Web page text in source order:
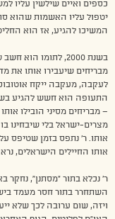
כספים ואיים שילשין עליו
יטפול עליו האשמות שהוא
המשיכו להגיע, אז הוא
בשנת 2000, לתומו
מבריחים שיעבירו אותו את
לעקבה, מעקבה ייקח
התעופה הוא חשש להגיע
– מבריחים מסיני הובילו
מצרים-ישראל בלי שיבחינו
אותו. ר’ נתפס בזמן שטיפס
אותו החיילים הישראלים,
ר’ נכלא בתור “מסתנן”,
השתחרר בתור חסר מעמד
ויזה, שום ערובה לכך שלא